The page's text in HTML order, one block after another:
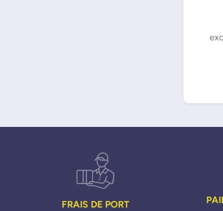
FRAIS DE PORT